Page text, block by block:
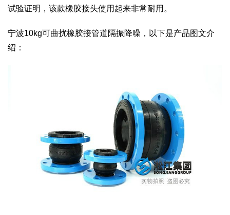
试验证明，该款橡胶接头使用起来非常耐用。
宁波10kg可曲扰橡胶接管道隔振降噪，以下是产品图文介
绍：